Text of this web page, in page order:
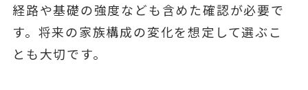
経路や基礎の強度なども含めた確認が必要で
す。将来の家族構成の変化を想定して選ぶこ
とも大切です。